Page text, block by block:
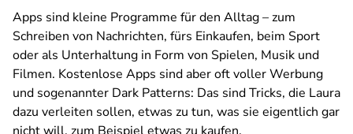
Apps sind kleine Programme für den Alltag – zum
Schreiben von Nachrichten, fürs Einkaufen, beim Sport
oder als Unterhaltung in Form von Spielen, Musik und
Filmen. Kostenlose Apps sind aber oft voller Werbung
und sogenannter Dark Patterns: Das sind Tricks, die Laura
dazu verleiten sollen, etwas zu tun, was sie eigentlich gar